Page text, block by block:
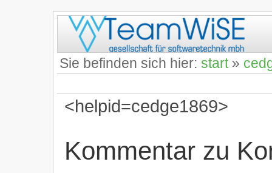
Sie befinden sich hier: start»
<helpid=cedge1869>
Kommentar zu